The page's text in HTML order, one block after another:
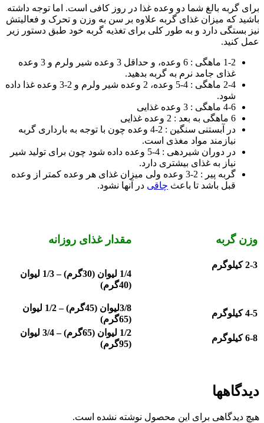
برای گربه بالغ شما دو وعده غذا در روز کافی است. اما توجه داشته
باشید که میزان غذای گربه علاوه بر سن به وزن و تحرک و فعالیتش
نیز بستگی دارد و به طور کلی برای تغذیه گربه خود طبق دستور زیر
عمل کنید.
1-2 ماهگی‌ : 6 وعده‌، و حداقل‌ 3 وعده‌ شیر ولرم‌ و 3 وعده‌
غذای‌ جامد نرم‌ به گربه بدهید.
2-4 ماهگی‌ : 4-5 وعده‌، 2 وعده‌ شیر ولرم‌ و 2-3 وعده‌ غذا داده
شود.
4-6 ماهگی‌ : 3 وعده‌ غذایی
6 ماهگی‌ به‌ بعد : 2 وعده‌ غذایی
در آبستنی‌ سنگین‌ : 2-4 وعده‌ چون با توجه به بارداری گربه
نیازمند مواد مغذی است.
در دوران‌ شیردهی‌ : 4-5 وعده‌ داده شود چون برای تولید شیر
نیاز به غذای بیشتری دارد.
گربه‌ پیر : 2-3 وعده‌ ولی‌ میزان‌ غذای‌ هر وعده‌ کمتر از وعده
قبل باشد تا باعث چاقی در آنها نشود.
وزن گربه مقدار غذای روزانه
2-3 کیلوگرم
1/4 لیوان (30گرم) – 1/3 لیوان
(40گرم)
4-5 کیلوگرم
3/8
لیوان (45گرم) – 1/2 لیوان
(65گرم
)
6-8 کیلوگرم
1/2
لیوان (65گرم) – 3/4 لیوان
(95گرم
)
دیدگاهها
هیچ دیدگاهی برای این محصول نوشته نشده است.